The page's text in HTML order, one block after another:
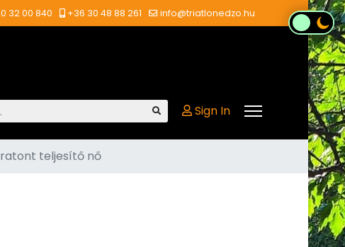
32 00 840 +36 30 48 88 261 info@triatlonedzo.hu
Sign In
teljesítő nő